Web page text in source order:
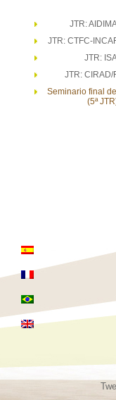
JTR:
JTR: CTFC-
JTR:
JTR: CIRAD/
Seminario final
(5ª